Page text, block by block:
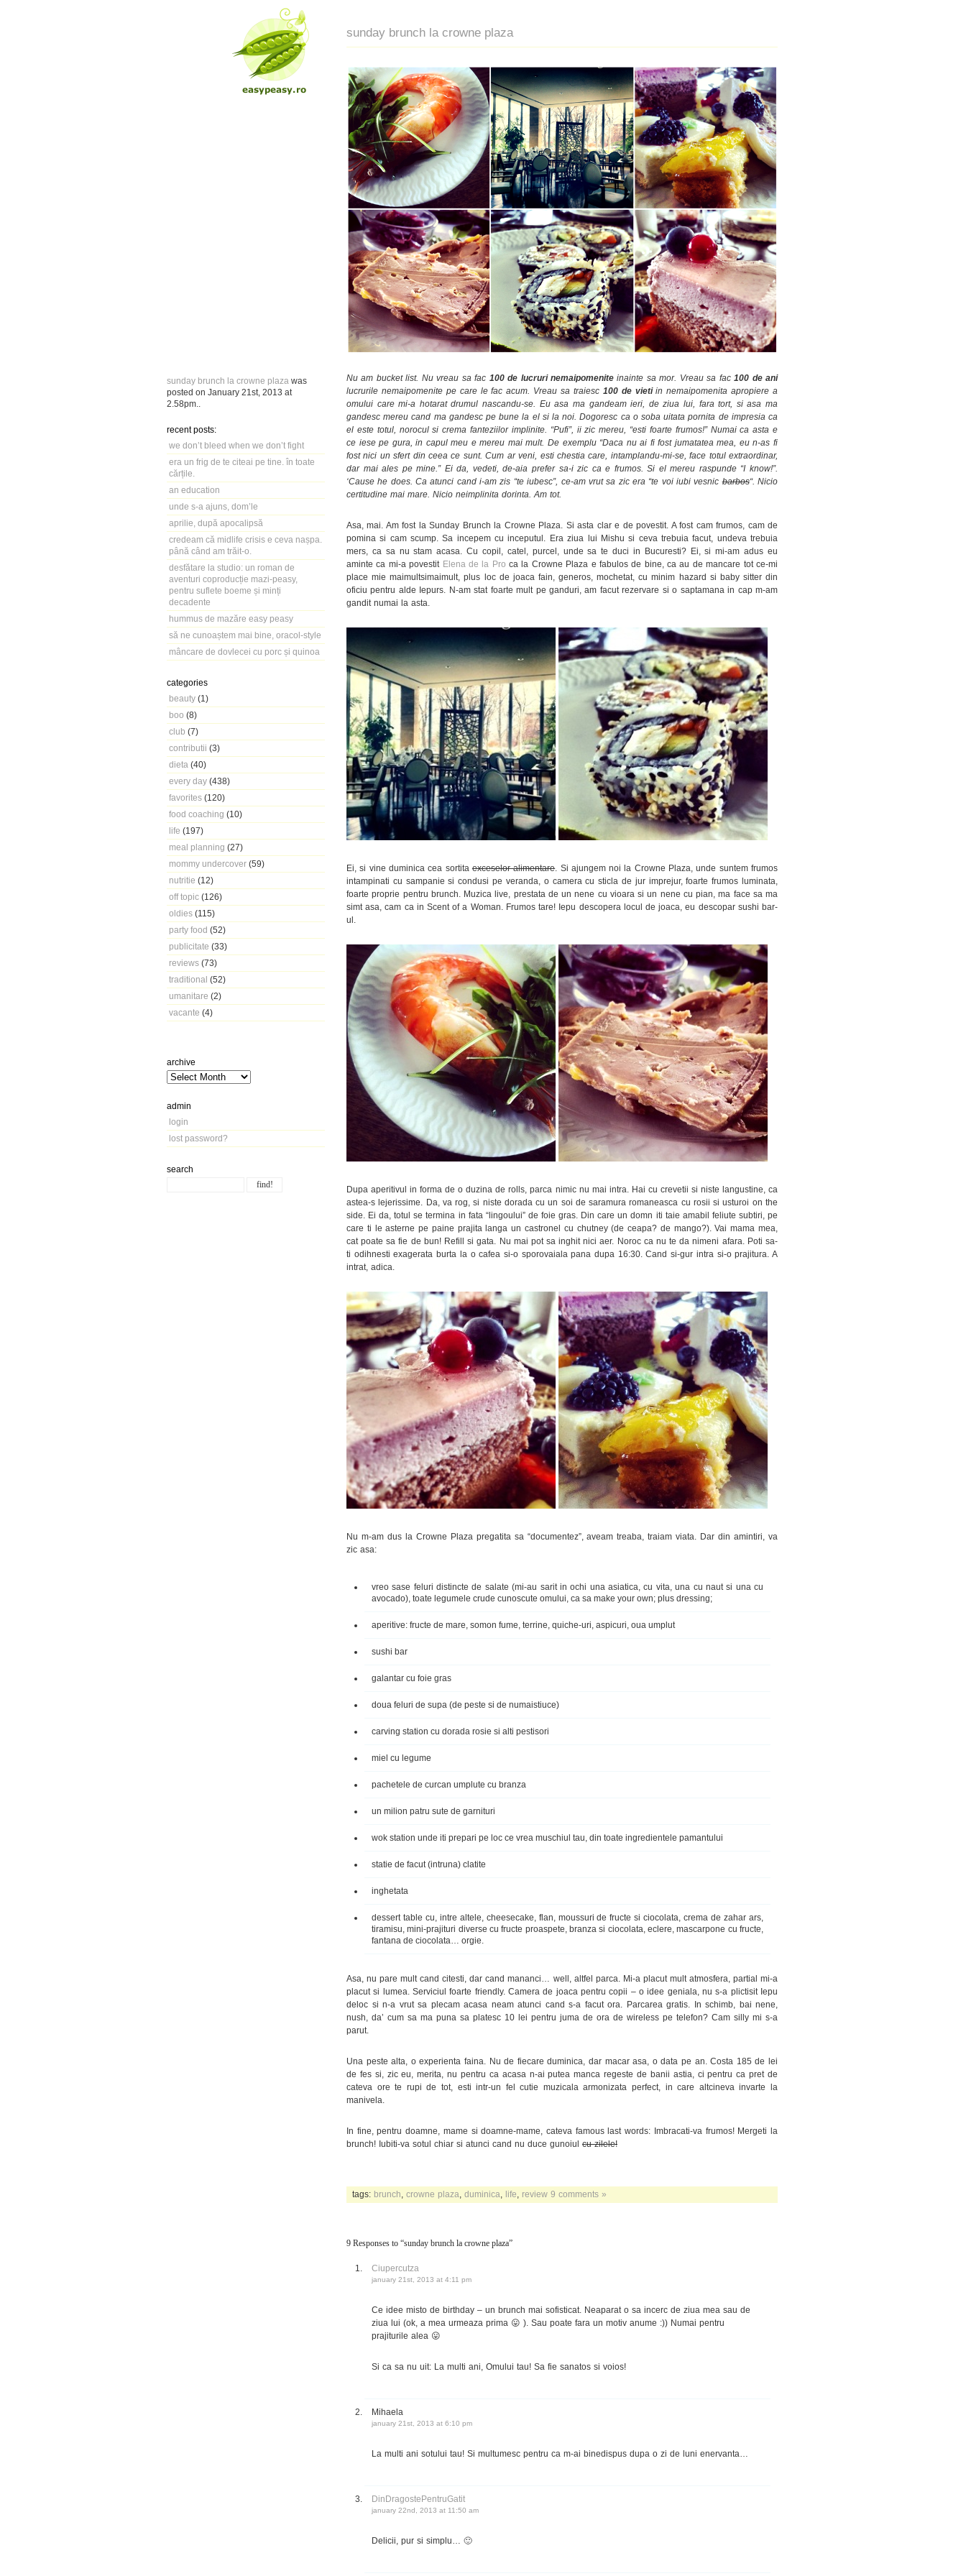
sunday brunch la crowne plaza was
posted on January 21st, 2013 at
2.58pm
recent posts:
we don’t bleed when we don’t fight
era un frig de te citeai pe tine. în toate
cărțile.
an education
unde s-a ajuns, dom’le
aprilie, după apocalipsă
credeam că midlife crisis e ceva nașpa.
până când am trăit-o.
desfătare la studio: un roman de
aventuri coproducție mazi-peasy,
pentru suflete boeme și minți
decadente
hummus de mazăre easy peasy
să ne cunoaștem mai bine, oracol-style
mâncare de dovlecei cu porc și quinoa
categories
beauty (1)
boo (8)
club (7)
contributii (3)
dieta (40)
every day (438)
favorites (120)
food coaching (10)
life (197)
meal planning (27)
mommy undercover (59)
nutritie (12)
off topic (126)
oldies (115)
party food (52)
publicitate (33)
reviews (73)
traditional (52)
umanitare (2)
vacante (4)
archive
admin
login
lost password?
search
sunday brunch la crowne plaza
Nu am bucket list. Nu vreau sa fac 100 de lucruri nemaipomeniteinainte sa mor. Vreau sa fac100 de ani
lucrurile nemaipomenite pe care le fac acum. Vreau sa traiesc 100 de vietiin nemaipomenita apropiere a
omului care mi-a hotarat drumul nascandu-se. Eu asa ma gandeam ieri, de ziua lui, fara tort, si asa ma
gandesc mereu cand ma gandesc pe bune la el si la noi. Dogoresc ca o soba uitata pornita de impresia ca
el este totul, norocul si crema fanteziilor implinite. “Pufi”, ii zic mereu, “esti foarte frumos!” Numai ca asta e
ce iese pe gura, in capul meu e mereu mai mult. De exemplu “Daca nu ai fi fost jumatatea mea, eu n-as fi
fost nici un sfert din ceea ce sunt. Cum ar veni, esti chestia care, intamplandu-mi-se, face totul extraordinar,
dar mai ales pe mine.” Ei da, vedeti, de-aia prefer sa-i zic ca e frumos. Si el mereu raspunde “I know!”.
‘Cause he does. Ca atunci cand i-am zis “te iubesc”, ce-am vrut sa zic era “te voi iubi vesnicbarbos“. Nicio
certitudine mai mare. Nicio neimplinita dorinta. Am tot.
Asa, mai. Am fost la Sunday Brunch la Crowne Plaza. Si asta clar e de povestit. A fost cam frumos, cam de
pomina si cam scump. Sa incepem cu inceputul. Era ziua lui Mishu si ceva trebuia facut, undeva trebuia
mers, ca sa nu stam acasa. Cu copil, catel, purcel, unde sa te duci in Bucuresti? Ei, si mi-am adus eu
aminte ca mi-a povestit Elena de la Pro ca la Crowne Plaza e fabulos de bine, ca au de mancare tot ce-mi
place mie maimultsimaimult, plus loc de joaca fain, generos, mochetat, cu minim hazard si baby sitter din
oficiu pentru alde Iepurs. N-am stat foarte mult pe ganduri, am facut rezervare si o saptamana in cap m-am
gandit numai la asta.
Ei, si vine duminica cea sortitaexceselor alimentare. Si ajungem noi la Crowne Plaza, unde suntem frumos
intampinati cu sampanie si condusi pe veranda, o camera cu sticla de jur imprejur, foarte frumos luminata,
foarte proprie pentru brunch. Muzica live, prestata de un nene cu vioara si un nene cu pian, ma face sa ma
simt asa, cam ca in Scent of a Woman. Frumos tare! Iepu descopera locul de joaca, eu descopar sushi bar-
ul.
Dupa aperitivul in forma de o duzina de rolls, parca nimic nu mai intra. Hai cu crevetii si niste langustine, ca
astea-s lejerissime. Da, va rog, si niste dorada cu un soi de saramura romaneasca cu rosii si usturoi on the
side. Ei da, totul se termina in fata “lingoului” de foie gras. Din care un domn iti taie amabil feliute subtiri, pe
care ti le asterne pe paine prajita langa un castronel cu chutney (de ceapa? de mango?). Vai mama mea,
cat poate sa fie de bun! Refill si gata. Nu mai pot sa inghit nici aer. Noroc ca nu te da nimeni afara. Poti sa-
ti odihnesti exagerata burta la o cafea si-o sporovaiala pana dupa 16:30. Cand si-gur intra si-o prajitura. A
intrat, adica.
Nu m-am dus la Crowne Plaza pregatita sa “documentez”, aveam treaba, traiam viata. Dar din amintiri, va
zic asa:
vreo sase feluri distincte de salate (mi-au sarit in ochi una asiatica, cu vita, una cu naut si una cu
avocado), toate legumele crude cunoscute omului, ca sa make your own; plus dressing;
aperitive: fructe de mare, somon fume, terrine, quiche-uri, aspicuri, oua umplut
sushi bar
galantar cu foie gras
doua feluri de supa (de peste si de numaistiuce)
carving station cu dorada rosie si alti pestisori
miel cu legume
pachetele de curcan umplute cu branza
un milion patru sute de garnituri
wok station unde iti prepari pe loc ce vrea muschiul tau, din toate ingredientele pamantului
statie de facut (intruna) clatite
inghetata
dessert table cu, intre altele, cheesecake, flan, moussuri de fructe si ciocolata, crema de zahar ars,
tiramisu, mini-prajituri diverse cu fructe proaspete, branza si ciocolata, eclere, mascarpone cu fructe,
fantana de ciocolata… orgie.
Asa, nu pare mult cand citesti, dar cand mananci… well, altfel parca. Mi-a placut mult atmosfera, partial mi-a
placut si lumea. Serviciul foarte friendly. Camera de joaca pentru copii – o idee geniala, nu s-a plictisit Iepu
deloc si n-a vrut sa plecam acasa neam atunci cand s-a facut ora. Parcarea gratis. In schimb, bai nene,
nush, da’ cum sa ma puna sa platesc 10 lei pentru juma de ora de wireless pe telefon? Cam silly mi s-a
parut.
Una peste alta, o experienta faina. Nu de fiecare duminica, dar macar asa, o data pe an. Costa 185 de lei
de fes si, zic eu, merita, nu pentru ca acasa n-ai putea manca regeste de banii astia, ci pentru ca pret de
cateva ore te rupi de tot, esti intr-un fel cutie muzicala armonizata perfect, in care altcineva invarte la
manivela.
In fine, pentru doamne, mame si doamne-mame, cateva famous last words: Imbracati-va frumos! Mergeti la
brunch! Iubiti-va sotul chiar si atunci cand nu duce gunoiul cu zilele!
tags: brunch crowne plaza duminica life review 9 comments »
9 Responses to “sunday brunch la crowne plaza”
Ciupercutza
january 21st, 2013 at 4:11 pm
Ce idee misto de birthday – un brunch mai sofisticat. Neaparat o sa incerc de ziua mea sau de
ziua lui (ok, a mea urmeaza prima 😛 ). Sau poate fara un motiv anume :)) Numai pentru
prajiturile alea 😛
Si ca sa nu uit: La multi ani, Omului tau! Sa fie sanatos si voios!
Mihaela
january 21st, 2013 at 6:10 pm
La multi ani sotului tau! Si multumesc pentru ca m-ai binedispus dupa o zi de luni enervanta…
DinDragostePentruGatit
january 22nd, 2013 at 11:50 am
Delicii, pur si simplu… 🙂